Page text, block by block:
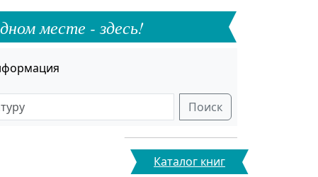
месте - здесь!
Поиск
Каталог книг